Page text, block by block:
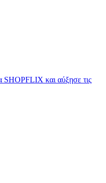
SHOPFLIX και αύξησε τις